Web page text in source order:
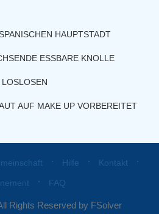
HAUPTSTADT
ESSBARE KNOLLE
AUF MAKE UP VORBEREITET
⋅ Hilfe ⋅ Kontakt ⋅
⋅ FAQ
Rights Reserved by FSolver